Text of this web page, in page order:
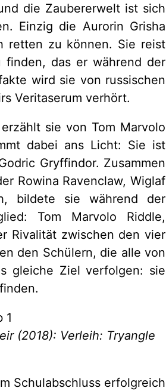
die Zaubererwelt ist sich
Einzig die Aurorin Grisha
retten zu können. Sie reist
finden, das er während der
wird sie von russischen
Veritaserum verhört.
sie von Tom Marvolo
dabei ans Licht: Sie ist
Gryffindor. Zusammen
Rowina Ravenclaw, Wiglaf
bildete sie während der
Tom Marvolo Riddle,
Rivalität zwischen den vier
den Schülern, die alle von
gleiche Ziel verfolgen: sie
(2018): Verleih: Tryangle
Schulabschluss erfolgreich